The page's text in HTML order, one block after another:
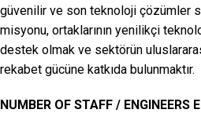
güvenilir ve son teknoloji çözümler
misyonu, ortaklarının yenilikçi
destek olmak ve sektörün
rekabet gücüne katkıda bulunmaktır.
NUMBER OF STAFF / ENGINEERS